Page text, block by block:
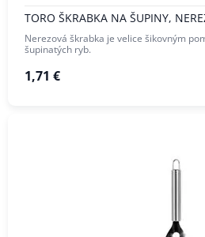
TORO ŠKRABKA NA ŠUPINY,
Nerezová škrabka je velice šikovným
šupinatých ryb.
1,71 €